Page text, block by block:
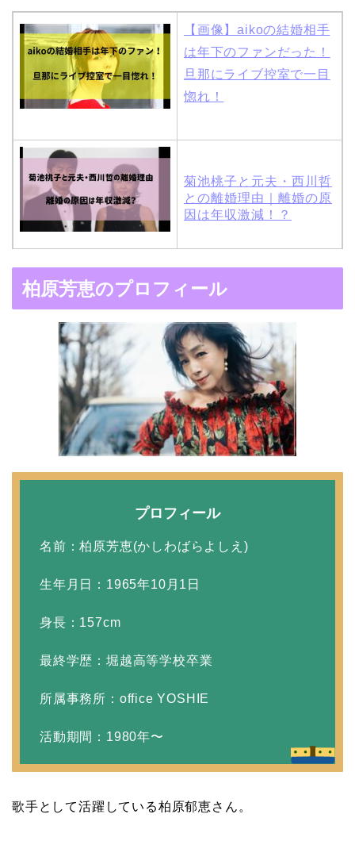
【画像】aikoの結婚相手
は年下のファンだった！
旦那にライブ控室で一目
惚れ！
菊池桃子と元夫・西川哲
との離婚理由｜離婚の原
因は年収激減！？
の馴れ初めは「SMAP×S
MAP」！憧れの人との共
演でキムタクがド緊張！
【画像】ブーニンの嫁は
資産家の娘！馴れ初めは
取材！？
すぎる歴代彼氏４人と
の結婚馴れ初めはバラエ
急接近！
本並健司が元嫁・美千代
画像や離婚理由は？
柏原芳恵のプロフィール
プロフィール
名前：柏原芳恵(かしわばらよしえ)
生年月日：1965年10月1日
身長：157cm
最終学歴：堀越高等学校卒業
所属事務所：office YOSHIE
活動期間：1980年〜
歌手として活躍している柏原郁恵さん。